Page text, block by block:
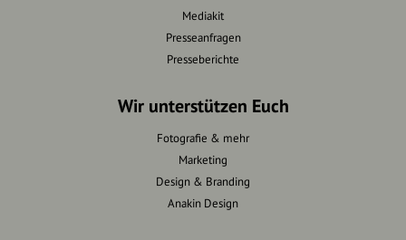
Mediakit
Presseanfragen
Presseberichte
Wir unterstützen Euch
Fotografie & mehr
Marketing
Design & Branding
Anakin Design